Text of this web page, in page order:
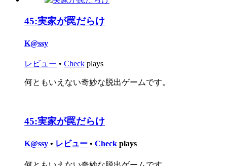
45:実家が罠だらけ
K@ssy
レビュー • Check plays
何ともいえない奇妙な脱出ゲームです。
45:実家が罠だらけ
K@ssy • レビュー • Check plays